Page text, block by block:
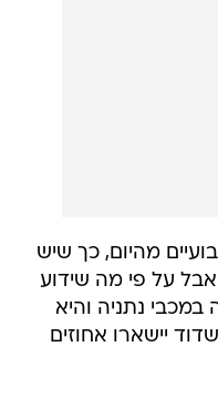
ה-15 ביוני, שבועיים מהיום, כך שיש
אבל על פי מה שידוע
נתניה והיא
יישארו אחוזים